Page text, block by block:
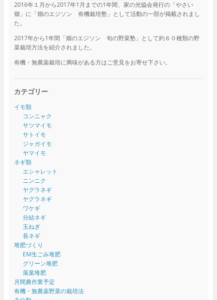
2016年１月から2017年1月までの1年間、家の光協会発行の「やさい
畑」に「畑のエジソン 有機栽培塾」として活動の一部が掲載されまし
た。
2017年から1年間「畑のエジソン 旬の野菜塾」として約６０種類の野
菜栽培方法を紹介されました。
有機・無農薬栽培に興味がある方はご意見をお寄せ下さい。
カテゴリー
イモ類
コンニャク
サツマイモ
サトイモ
ジャガイモ
ヤマイモ
ネギ類
エシャレット
ニンニク
ヤグラネギ
ヤグラネギ
ワケギ
分結ネギ
玉ねぎ
長ネギ
堆肥づくり
EM生ごみ堆肥
グリーン堆肥
落葉堆肥
月間農作業予定
有機・無農薬野菜の栽培法